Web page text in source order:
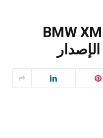
BMW تطرح طراز BMW XM